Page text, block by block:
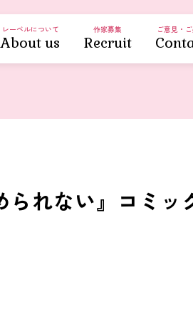
レーベルについて
About us
作家募集
Recruit
ご意見・
れない』コミッ